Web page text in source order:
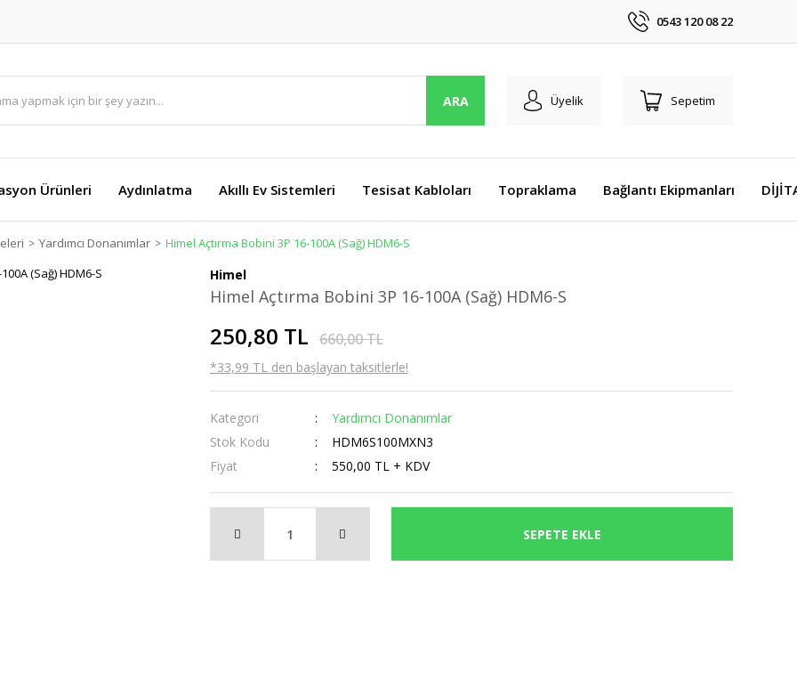
0543 120 08 22
ARA Üyelik Sepetim
Ürünleri Aydınlatma Akıllı Ev Sistemleri Tesisat Kabloları Topraklama Bağlantı Ekipmanları
Yardımcı Donanımlar Himel Açtırma Bobini 3P 16-100A (Sağ) HDM6-S
Himel
Himel Açtırma Bobini 3P 16-100A (Sağ) HDM6-S
250,80 TL 660,00 TL
*33,99 TL den başlayan taksitlerle!
Kategori
Yardımcı Donanımlar
Stok Kodu
HDM6S100MXN3
Fiyat
550,00 TL + KDV
SEPETE EKLE